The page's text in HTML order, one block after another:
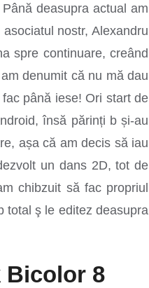
deasupra actual am
nostr, Alexandru
spre continuare, creând
denumit că nu mă dau
până iese! Ori start de
însă părinți b și-au
așa că am decis să iau
un dans 2D, tot de
chibzuit să fac propriul
total ş le editez deasupra
Bicolor 8